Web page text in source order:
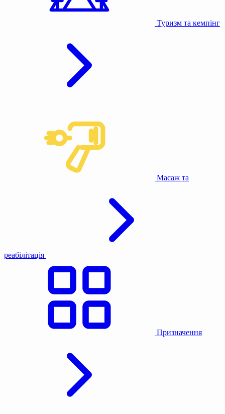
Туризм та кемпінг
Масаж та
реабілітація
Призначення